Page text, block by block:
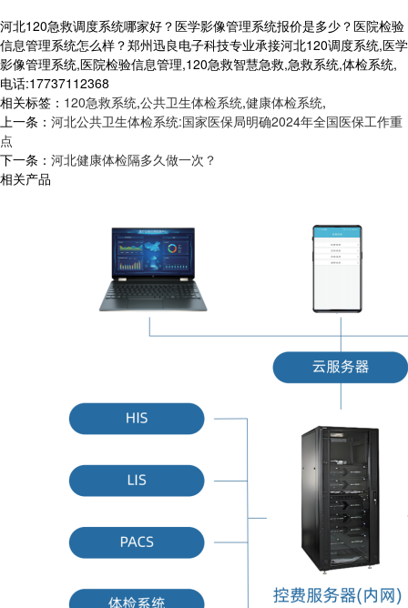
河北120急救调度系统哪家好？医学影像管理系统报价是多少？医院检验
信息管理系统怎么样？郑州迅良电子科技专业承接河北120调度系统,医学
影像管理系统,医院检验信息管理,120急救智慧急救,急救系统,体检系统,
电话:17737112368
相关标签： 120急救系统,公共卫生体检系统,健康体检系统,
上一条： 河北公共卫生体检系统:国家医保局明确2024年全国医保工作重
点
下一条： 河北健康体检隔多久做一次？
相关产品